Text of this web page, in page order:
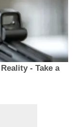
- Take a